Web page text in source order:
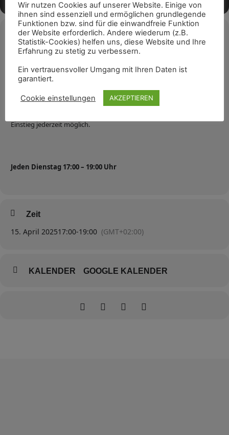
Veranstaltungsdetails
Schach macht fit.
Mit dem Verein Schach macht fit e.V. offen für jeden der Lust hat
Schach zu spielen.
Einstieg jederzeit möglich.
Jeden Dienstag 17:00 – 19:00 Uhr
Zeit
15. April 202517:00-19:00 (GMT+02:00)
KALENDER GOOGLE KALENDER
Wir nutzen Cookies auf unserer Website. Einige von
ihnen sind essenziell und ermöglichen grundlegende
Funktionen bzw. sind für die einwandfreie Funktion
der Website erforderlich. Andere wiederum (z.B.
Statistik-Cookies) helfen uns, diese Website und Ihre
Erfahrung zu stetig zu verbessern.
Ein vertrauensvoller Umgang mit Ihren Daten ist
garantiert.
Cookie einstellungen AKZEPTIEREN